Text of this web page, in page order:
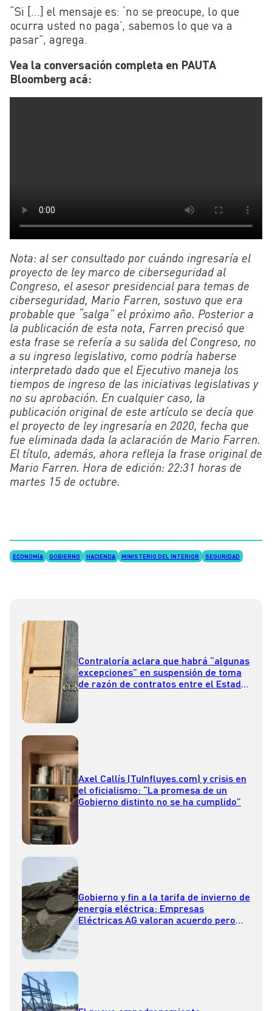
“Si […] el mensaje es: ‘no se preocupe, lo que
ocurra usted no paga’, sabemos lo que va a
pasar”, agrega.
Vea la conversación completa en PAUTA
Bloomberg acá:
Nota: al ser consultado por cuándo ingresaría el
proyecto de ley marco de ciberseguridad al
Congreso, el asesor presidencial para temas de
ciberseguridad, Mario Farren, sostuvo que era
probable que “salga” el próximo año. Posterior a
la publicación de esta nota, Farren precisó que
esta frase se refería a su salida del Congreso, no
a su ingreso legislativo, como podría haberse
interpretado dado que el Ejecutivo maneja los
tiempos de ingreso de las iniciativas legislativas y
no su aprobación. En cualquier caso, la
publicación original de este artículo se decía que
el proyecto de ley ingresaría en 2020, fecha que
fue eliminada dada la aclaración de Mario Farren.
El título, además, ahora refleja la frase original de
Mario Farren. Hora de edición: 22:31 horas de
martes 15 de octubre.
ECONOMÍA GOBIERNO HACIENDA MINISTERIO DEL INTERIOR SEGURIDAD
Contraloría aclara que habrá “algunas
excepciones” en suspensión de toma
de razón de contratos entre el Estado
Axel Callís (TuInfluyes.com) y crisis en
el oficialismo: “La promesa de un
Gobierno distinto no se ha cumplido”
Gobierno y fin a la tarifa de invierno de
energía eléctrica: Empresas
Eléctricas AG valoran acuerdo pero